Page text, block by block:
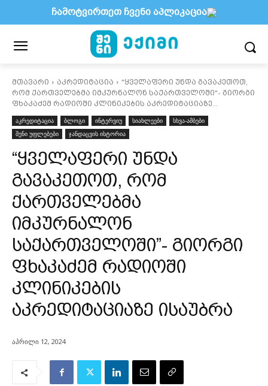
მთავარი აკრედიტაცია
"ყველაფერი უნდა გავაკეთოთ,
რომ ქართველებმა იმკურნალონ საქართველოში"- გიორგი
ფხაკაძემ რადიოში კლინიკების აკრედიტაციაზე...
აკრედიტაცია
ბლოგი ინტერვიუ სიახლეები
სხვა-ამბები
შენი უფლებები
ჯანდაცვის ისტორია
“ყველაფერი უნდა
გავაკეთოთ, რომ
ქართველებმა
იმკურნალონ
საქართველოში”- გიორგი
ფხაკაძემ რადიოში
კლინიკების
აკრედიტაციაზე ისაუბრა
აპრილი 12, 2024
ჩამოტვირთეთ ჩვენი აპლიკაცია